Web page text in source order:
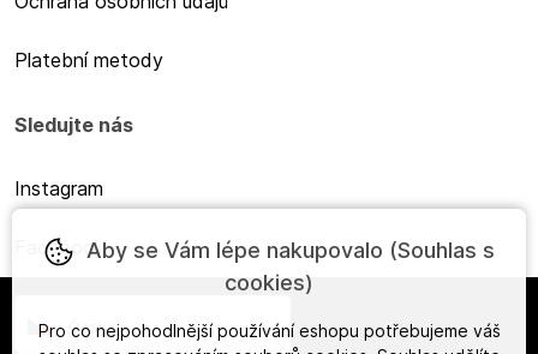
Platební metody
Sledujte nás
Instagram
Facebook
Česky
Aby se Vám lépe nakupovalo (Souhlas s
cookies)
Pro co nejpohodlnější používání eshopu potřebujeme váš